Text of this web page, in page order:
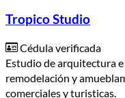
Tropico Studio
Cédula verificada
Estudio de arquitectura
remodelación y
comerciales y turisticas.